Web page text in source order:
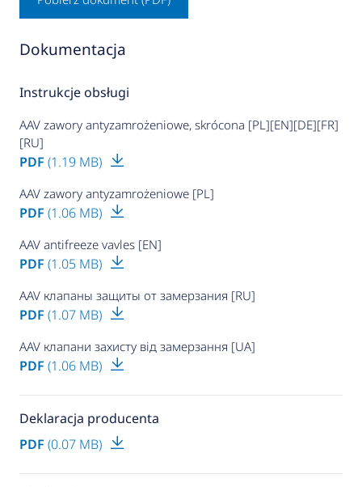
Dokumentacja
Instrukcje obsługi
AAV zawory antyzamrożeniowe, skrócona [PL][EN][DE][FR]
[RU]
PDF (1.19 MB)
AAV zawory antyzamrożeniowe [PL]
PDF (1.06 MB)
AAV antifreeze vavles [EN]
PDF (1.05 MB)
AAV клапаны защиты от замерзания [RU]
PDF (1.07 MB)
AAV клапани захисту від замерзання [UA]
PDF (1.06 MB)
Deklaracja producenta
PDF (0.07 MB)